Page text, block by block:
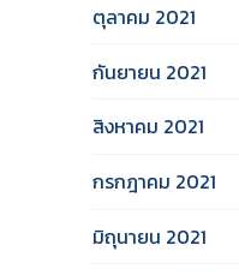
ตุลาคม 2021
กันยายน 2021
สิงหาคม 2021
กรกฎาคม 2021
มิถุนายน 2021